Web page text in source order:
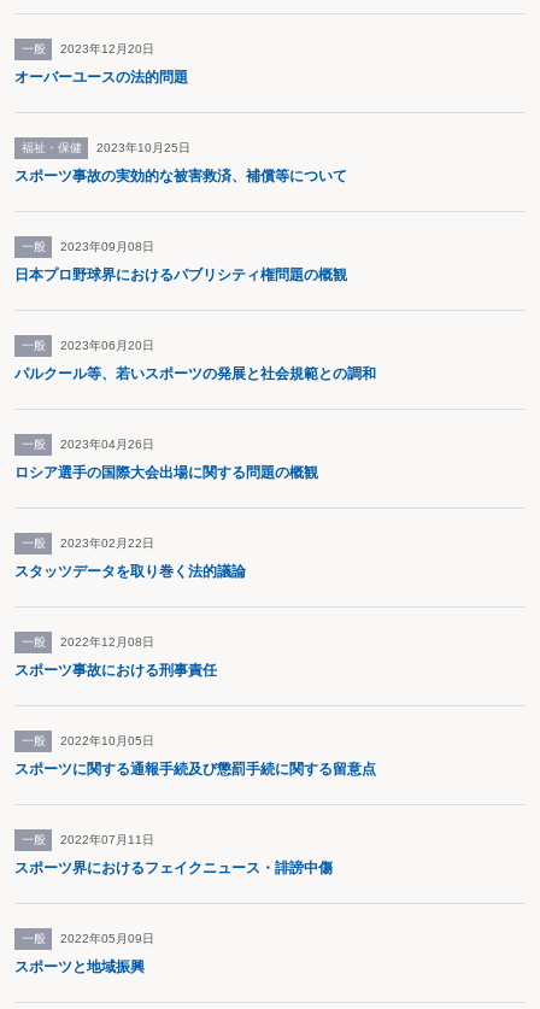
一般 2023年12月20日
オーバーユースの法的問題
福祉・保健 2023年10月25日
スポーツ事故の実効的な被害救済、補償等について
一般 2023年09月08日
日本プロ野球界におけるパブリシティ権問題の概観
一般 2023年06月20日
パルクール等、若いスポーツの発展と社会規範との調和
一般 2023年04月26日
ロシア選手の国際大会出場に関する問題の概観
一般 2023年02月22日
スタッツデータを取り巻く法的議論
一般 2022年12月08日
スポーツ事故における刑事責任
一般 2022年10月05日
スポーツに関する通報手続及び懲罰手続に関する留意点
一般 2022年07月11日
スポーツ界におけるフェイクニュース・誹謗中傷
一般 2022年05月09日
スポーツと地域振興